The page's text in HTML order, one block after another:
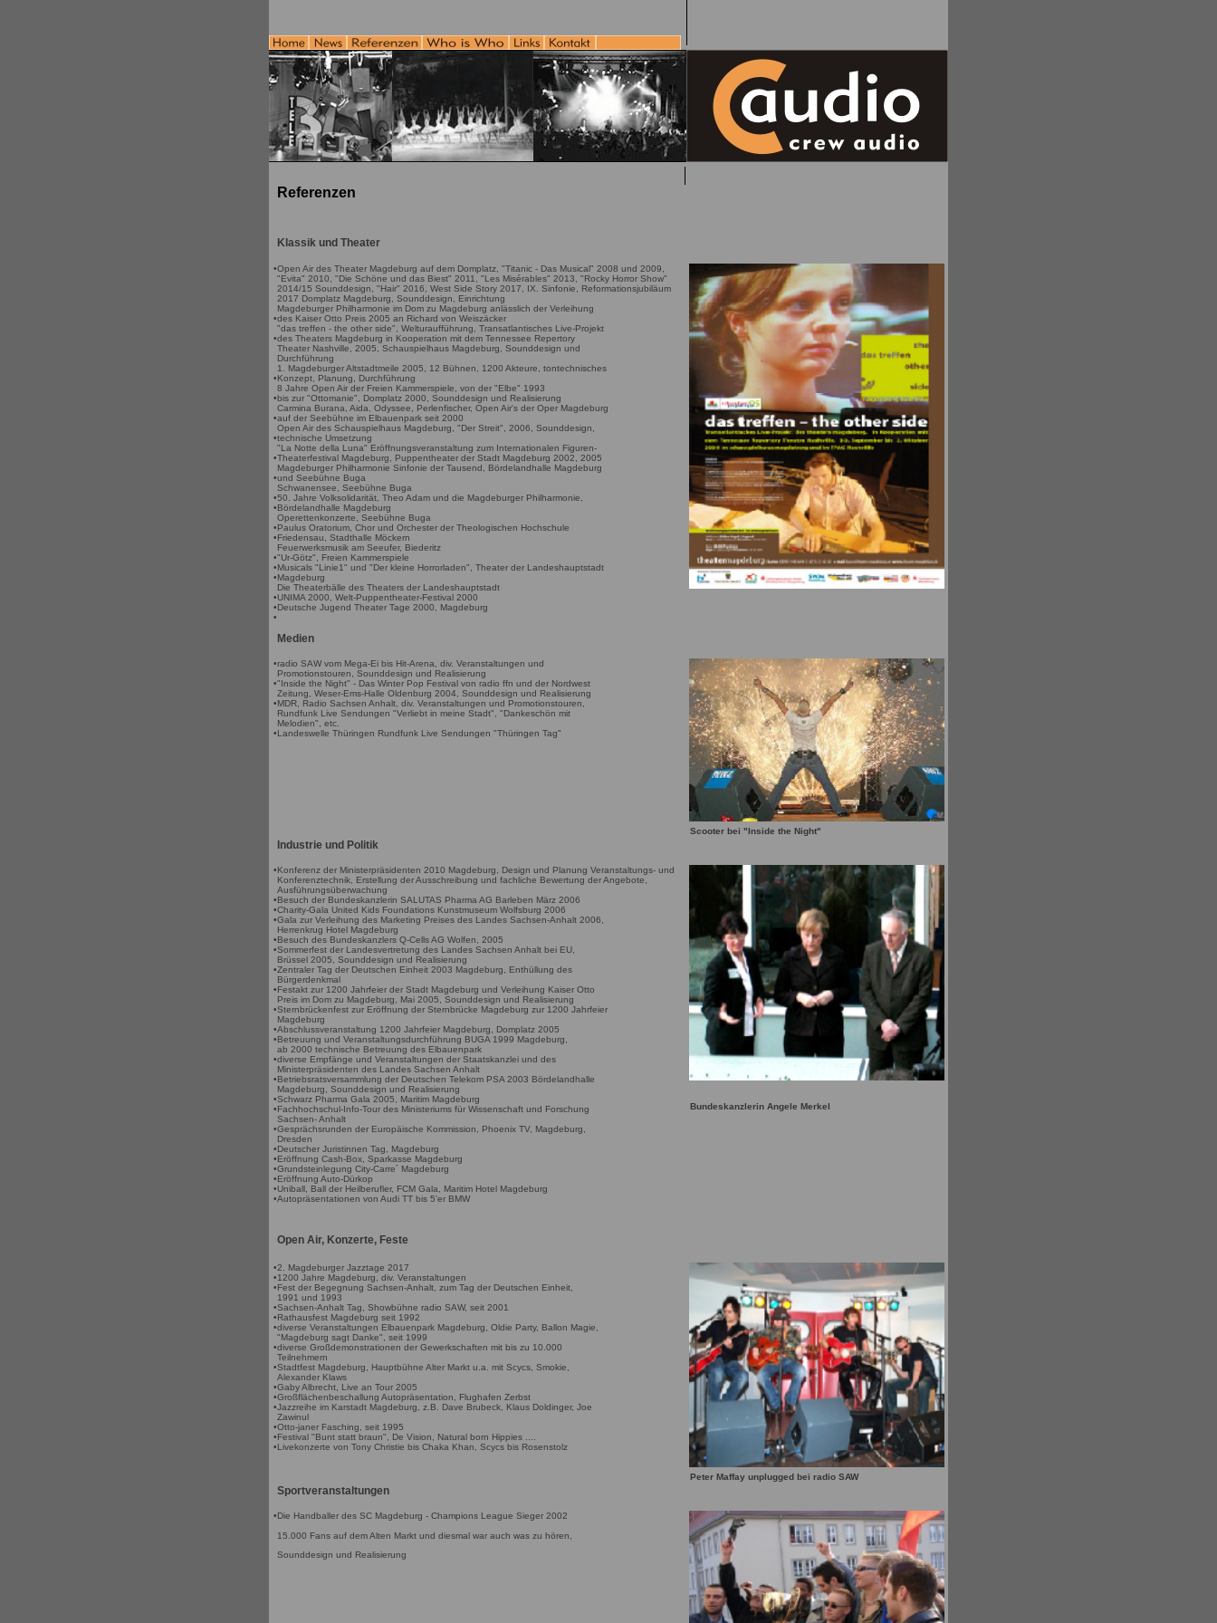
Referenzen
Klassik und Theater
•
•
•
•
•
•
•
•
•
•
•
•
•
•
•
•
•
•
•
Open Air des Theater Magdeburg auf dem Domplatz, "Titanic - Das Musical" 2008 und 2009,
"Evita" 2010, "Die Schöne und das Biest" 2011, "Les Misérables" 2013, "Rocky Horror Show"
2014/15 Sounddesign, "Hair" 2016, West Side Story 2017, IX. Sinfonie, Reformationsjubiläum
2017 Domplatz Magdeburg, Sounddesign, Einrichtung
Magdeburger Philharmonie im Dom zu Magdeburg anlässlich der Verleihung
des Kaiser Otto Preis 2005 an Richard von Weiszäcker
"das treffen - the other side", Welturaufführung, Transatlantisches Live-Projekt
des Theaters Magdeburg in Kooperation mit dem Tennessee Repertory
Theater Nashville, 2005, Schauspielhaus Magdeburg, Sounddesign und
Durchführung
1. Magdeburger Altstadtmeile 2005, 12 Bühnen, 1200 Akteure, tontechnisches
Konzept, Planung, Durchführung
8 Jahre Open Air der Freien Kammerspiele, von der "Elbe" 1993
bis zur "Ottomanie", Domplatz 2000, Sounddesign und Realisierung
Carmina Burana, Aida, Odyssee, Perlenfischer, Open Air's der Oper Magdeburg
auf der Seebühne im Elbauenpark seit 2000
Open Air des Schauspielhaus Magdeburg, "Der Streit", 2006, Sounddesign,
technische Umsetzung
"La Notte della Luna" Eröffnungsveranstaltung zum Internationalen Figuren-
Theaterfestival Magdeburg, Puppentheater der Stadt Magdeburg 2002, 2005
Magdeburger Philharmonie Sinfonie der Tausend, Bördelandhalle Magdeburg
und Seebühne Buga
Schwanensee, Seebühne Buga
50. Jahre Volksolidarität, Theo Adam und die Magdeburger Philharmonie,
Bördelandhalle Magdeburg
Operettenkonzerte, Seebühne Buga
Paulus Oratorium, Chor und Orchester der Theologischen Hochschule
Friedensau, Stadthalle Möckern
Feuerwerksmusik am Seeufer, Biederitz
"Ur-Götz", Freien Kammerspiele
Musicals "Linie1" und "Der kleine Horrorladen", Theater der Landeshauptstadt
Magdeburg
Die Theaterbälle des Theaters der Landeshauptstadt
UNIMA 2000, Welt-Puppentheater-Festival 2000
Deutsche Jugend Theater Tage 2000, Magdeburg
Medien
•
•
•
•
radio SAW vom Mega-Ei bis Hit-Arena, div. Veranstaltungen und
Promotionstouren, Sounddesign und Realisierung
"Inside the Night" - Das Winter Pop Festival von radio ffn und der Nordwest
Zeitung, Weser-Ems-Halle Oldenburg 2004, Sounddesign und Realisierung
MDR, Radio Sachsen Anhalt, div. Veranstaltungen und Promotionstouren,
Rundfunk Live Sendungen "Verliebt in meine Stadt", "Dankeschön mit
Melodien", etc.
Landeswelle Thüringen Rundfunk Live Sendungen "Thüringen Tag"
Scooter bei "Inside the Night"
Industrie und Politik
•
•
•
•
•
•
•
•
•
•
•
•
•
•
•
•
•
•
•
•
•
•
Konferenz der Ministerpräsidenten 2010 Magdeburg, Design und Planung Veranstaltungs- und
Konferenztechnik, Erstellung der Ausschreibung und fachliche Bewertung der Angebote,
Ausführungsüberwachung
Besuch der Bundeskanzlerin SALUTAS Pharma AG Barleben März 2006
Charity-Gala United Kids Foundations Kunstmuseum Wolfsburg 2006
Gala zur Verleihung des Marketing Preises des Landes Sachsen-Anhalt 2006,
Herrenkrug Hotel Magdeburg
Besuch des Bundeskanzlers Q-Cells AG Wolfen, 2005
Sommerfest der Landesvertretung des Landes Sachsen Anhalt bei EU,
Brüssel 2005, Sounddesign und Realisierung
Zentraler Tag der Deutschen Einheit 2003 Magdeburg, Enthüllung des
Bürgerdenkmal
Festakt zur 1200 Jahrfeier der Stadt Magdeburg und Verleihung Kaiser Otto
Preis im Dom zu Magdeburg, Mai 2005, Sounddesign und Realisierung
Sternbrückenfest zur Eröffnung der Sternbrücke Magdeburg zur 1200 Jahrfeier
Magdeburg
Abschlussveranstaltung 1200 Jahrfeier Magdeburg, Domplatz 2005
Betreuung und Veranstaltungsdurchführung BUGA 1999 Magdeburg,
ab 2000 technische Betreuung des Elbauenpark
diverse Empfänge und Veranstaltungen der Staatskanzlei und des
Ministerpräsidenten des Landes Sachsen Anhalt
Betriebsratsversammlung der Deutschen Telekom PSA 2003 Bördelandhalle
Magdeburg, Sounddesign und Realisierung
Schwarz Pharma Gala 2005, Maritim Magdeburg
Fachhochschul-Info-Tour des Ministeriums für Wissenschaft und Forschung
Sachsen- Anhalt
Gesprächsrunden der Europäische Kommission, Phoenix TV, Magdeburg,
Dresden
Deutscher Juristinnen Tag, Magdeburg
Eröffnung Cash-Box, Sparkasse Magdeburg
Grundsteinlegung City-Carre´ Magdeburg
Eröffnung Auto-Dürkop
Uniball, Ball der Heilberufler, FCM Gala, Maritim Hotel Magdeburg
Autopräsentationen von Audi TT bis 5'er BMW
Bundeskanzlerin Angele Merkel
Open Air, Konzerte, Feste
•
•
•
•
•
•
•
•
•
•
•
•
•
•
2. Magdeburger Jazztage 2017
1200 Jahre Magdeburg, div. Veranstaltungen
Fest der Begegnung Sachsen-Anhalt, zum Tag der Deutschen Einheit,
1991 und 1993
Sachsen-Anhalt Tag, Showbühne radio SAW, seit 2001
Rathausfest Magdeburg seit 1992
diverse Veranstaltungen Elbauenpark Magdeburg, Oldie Party, Ballon Magie,
"Magdeburg sagt Danke", seit 1999
diverse Großdemonstrationen der Gewerkschaften mit bis zu 10.000
Teilnehmern
Stadtfest Magdeburg, Hauptbühne Alter Markt u.a. mit Scycs, Smokie,
Alexander Klaws
Gaby Albrecht, Live an Tour 2005
Großflächenbeschallung Autopräsentation, Flughafen Zerbst
Jazzreihe im Karstadt Magdeburg, z.B. Dave Brubeck, Klaus Doldinger, Joe
Zawinul
Otto-janer Fasching, seit 1995
Festival "Bunt statt braun", De Vision, Natural born Hippies ....
Livekonzerte von Tony Christie bis Chaka Khan, Scycs bis Rosenstolz
Peter Maffay unplugged bei radio SAW
Sportveranstaltungen
•Die Handballer des SC Magdeburg - Champions League Sieger 2002
15.000 Fans auf dem Alten Markt und diesmal war auch was zu hören,
Sounddesign und Realisierung